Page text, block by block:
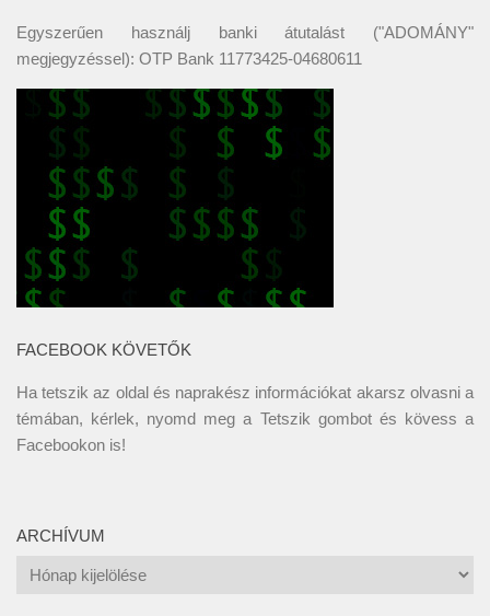
Egyszerűen használj banki átutalást ("ADOMÁNY"
megjegyzéssel): OTP Bank 11773425-04680611
FACEBOOK KÖVETŐK
Ha tetszik az oldal és naprakész információkat akarsz olvasni a
témában, kérlek, nyomd meg a Tetszik gombot és kövess a
Facebookon is!
ARCHÍVUM
Archívum